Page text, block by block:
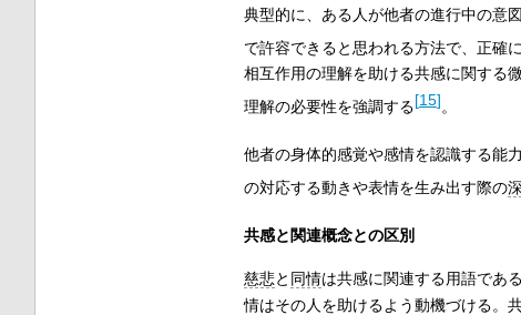
典型的に、ある人が他者の進行中の意
で許容できると思われる方法で、正確
相互作用の理解を助ける共感に関する
理解の必要性を強調する[15]。
他者の身体的感覚や感情を認識する能
の対応する動きや表情を生み出す際の
共感と関連概念との区別
慈悲と 同情は共感に関連する用語であ
情はその人を助けるよう動機づける。